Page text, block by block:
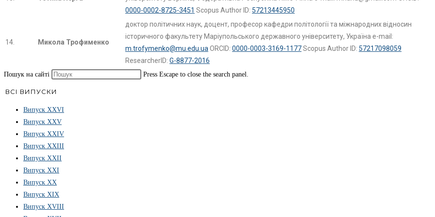
0000-0002-8725-3451 Scopus Author ID: 57213445950
14. Микола Трофименко
доктор політичних наук, доцент, професор кафедри політології та міжнародних відносин
історичного факультету Маріупольського державного університету, Україна e-mail:
m.trofymenko@mu.edu.ua ORCID: 0000-0003-3169-1177Scopus Author ID: 57217098059
ResearcherID: G-8877-2016
Пошук на сайті Press Escape to close the search panel.
ВСІ ВИПУСКИ
Випуск ХХVІ
Випуск XXV
Випуск XXIV
Випуск XXIII
Випуск XXII
Випуск XXI
Випуск XX
Випуск XIX
Випуск XVIII